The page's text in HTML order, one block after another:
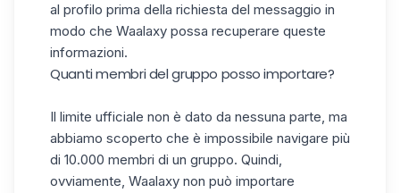
al profilo prima della richiesta del messaggio in
modo che Waalaxy possa recuperare queste
informazioni.
Quanti membri del gruppo posso importare?
Il limite ufficiale non è dato da nessuna parte, ma
abbiamo scoperto che è impossibile navigare più
di 10.000 membri di un gruppo. Quindi,
ovviamente, Waalaxy non può importare